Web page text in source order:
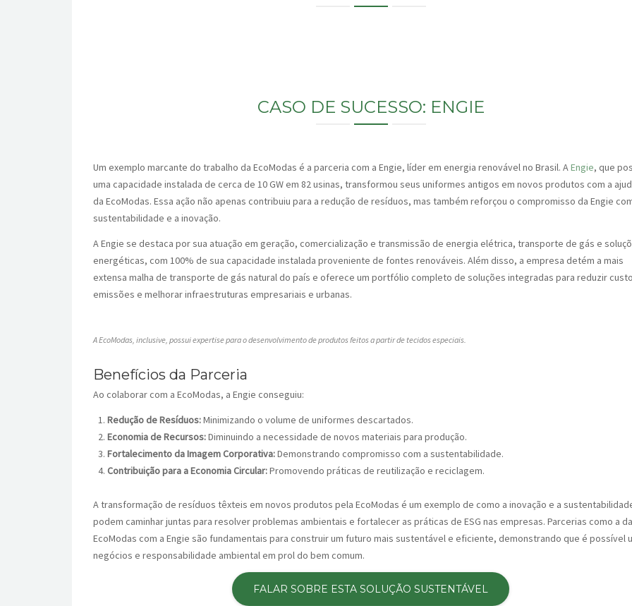
CASO DE SUCESSO: ENGIE
Um exemplo marcante do trabalho da EcoModas é a parceria com a Engie, líder em energia renovável no Brasil. A Engie, que
uma capacidade instalada de cerca de 10 GW em 82 usinas, transformou seus uniformes antigos em novos produtos com a
da EcoModas. Essa ação não apenas contribuiu para a redução de resíduos, mas também reforçou o compromisso da Engie
sustentabilidade e a inovação.
A Engie se destaca por sua atuação em geração, comercialização e transmissão de energia elétrica, transporte de gás e
energéticas, com 100% de sua capacidade instalada proveniente de fontes renováveis. Além disso, a empresa detém a mais
extensa malha de transporte de gás natural do país e oferece um portfólio completo de soluções integradas para reduzir
emissões e melhorar infraestruturas empresariais e urbanas.
A EcoModas, inclusive, possui expertise para o desenvolvimento de produtos feitos a partir de tecidos especiais.
Benefícios da Parceria
Ao colaborar com a EcoModas, a Engie conseguiu:
Redução de Resíduos:Minimizando o volume de uniformes descartados.
Economia de Recursos:Diminuindo a necessidade de novos materiais para produção.
Fortalecimento da Imagem Corporativa:Demonstrando compromisso com a sustentabilidade.
Contribuição para a Economia Circular:Promovendo práticas de reutilização e reciclagem.
A transformação de resíduos têxteis em novos produtos pela EcoModas é um exemplo de como a inovação e a
podem caminhar juntas para resolver problemas ambientais e fortalecer as práticas de ESG nas empresas. Parcerias como a da
EcoModas com a Engie são fundamentais para construir um futuro mais sustentável e eficiente, demonstrando que é possível
negócios e responsabilidade ambiental em prol do bem comum.
FALAR SOBRE ESTA SOLUÇÃO SUSTENTÁVEL